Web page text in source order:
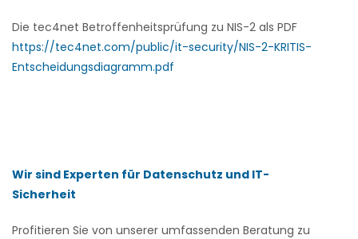
Die tec4net Betroffenheitsprüfung zu NIS-2 als PDF
https://tec4net.com/public/it-security/NIS-2-KRITIS-
Entscheidungsdiagramm.pdf
Wir sind Experten für Datenschutz und IT-
Sicherheit
Profitieren Sie von unserer umfassenden Beratung zu